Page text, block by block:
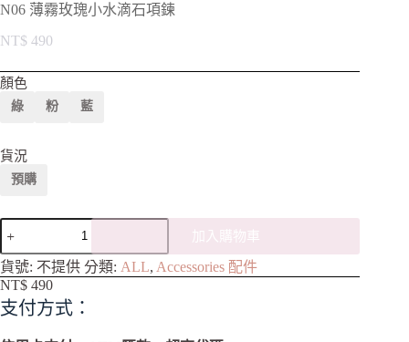
N06 薄霧玫瑰小水滴石項鍊
NT$ 490
顏色
綠 粉 藍
貨況
預購
加入購物車
A
l
e
貨號: 不提供 分類: ALL, Accessories 配件
NT$ 490
支付方式：